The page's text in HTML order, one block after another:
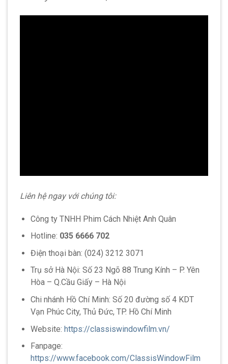
Liên hệ ngay với chúng tôi:
Công ty TNHH Phim Cách Nhiệt Anh Quân
Hotline: 035 6666 702
Điện thoại bàn: (024) 3212 3071
Trụ sở Hà Nội: Số 23 Ngõ 88 Trung Kính – P. Yên
Hòa – Q.Cầu Giấy – Hà Nội
Chi nhánh Hồ Chí Minh: Số 20 đường số 4 KDT
Vạn Phúc City, Thủ Đức, TP. Hồ Chí Minh
Website: https://classiswindowfilm.vn/
Fanpage:
https://www.facebook.com/ClassisWindowFilm